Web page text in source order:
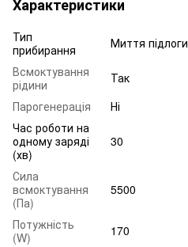
Характеристики
Тип
прибирання
Миття підлоги
Всмоктування
рідини
Так
Парогенерація
Ні
Час роботи на
одному заряді
(хв)
30
Сила
всмоктування
(Па)
5500
Потужність
(W)
170